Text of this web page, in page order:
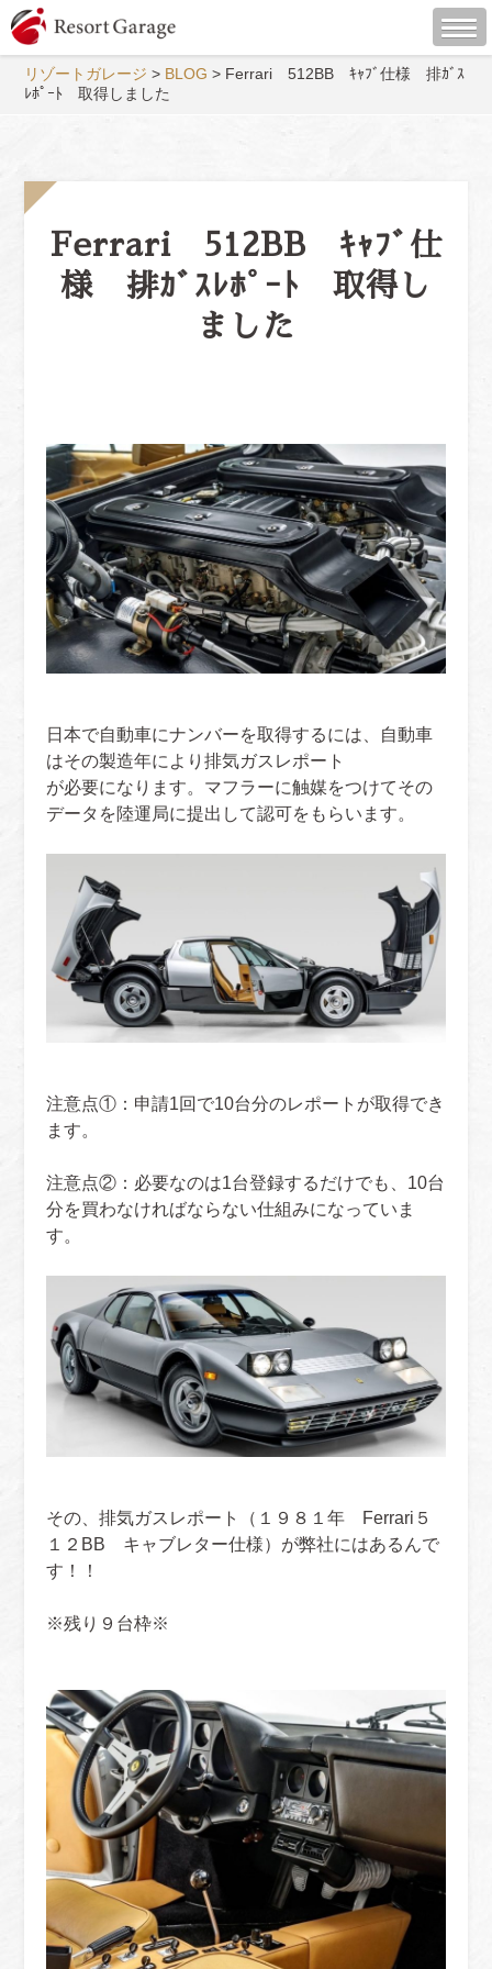
リゾートガレージ > BLOG > Ferrari 512BB ｷｬﾌﾞ仕様 排ｶﾞｽ
ﾚﾎﾟｰﾄ 取得しました
Ferrari 512BB ｷｬﾌﾞ仕
様 排ｶﾞｽﾚﾎﾟｰﾄ 取得し
ました
日本で自動車にナンバーを取得するには、自動車
はその製造年により排気ガスレポート
が必要になります。マフラーに触媒をつけてその
データを陸運局に提出して認可をもらいます。
注意点①：申請1回で10台分のレポートが取得でき
ます。
注意点②：必要なのは1台登録するだけでも、10台
分を買わなければならない仕組みになっていま
す。
その、排気ガスレポート（１９８１年 Ferrari５
１２BB キャブレター仕様）が弊社にはあるんで
す！！
※残り９台枠※